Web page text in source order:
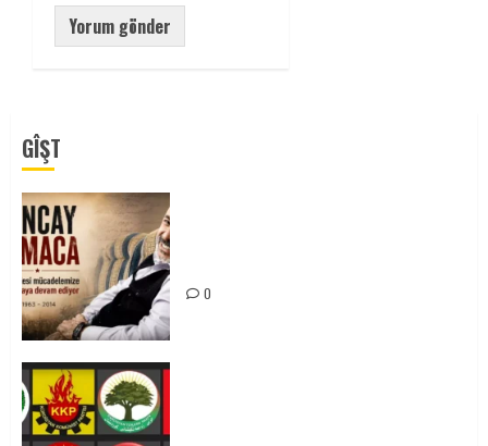
GÎŞT
0